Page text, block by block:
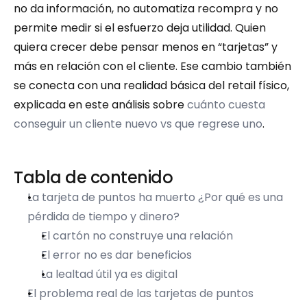
no da información, no automatiza recompra y no
permite medir si el esfuerzo deja utilidad. Quien
quiera crecer debe pensar menos en “tarjetas” y
más en relación con el cliente. Ese cambio también
se conecta con una realidad básica del retail físico,
explicada en este análisis sobre cuánto cuesta
conseguir un cliente nuevo vs que regrese uno.
Tabla de contenido
La tarjeta de puntos ha muerto ¿Por qué es una
pérdida de tiempo y dinero?
El cartón no construye una relación
El error no es dar beneficios
La lealtad útil ya es digital
El problema real de las tarjetas de puntos